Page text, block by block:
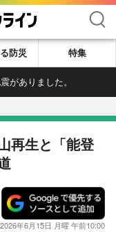
検索
防災 特集
がありました。
再生と「能登
2026年6月15日 月曜 午前10:00